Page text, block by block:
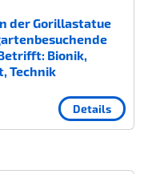
der Gorillastatue
Bionik,
Technik
Details